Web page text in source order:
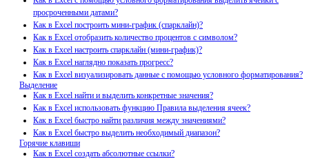
просроченными датами?
Как в Excel построить мини-график (спарклайн)?
Как в Excel отобразить количество процентов с символом?
Как в Excel настроить спарклайн (мини-график)?
Как в Excel наглядно показать прогресс?
Как в Excel визуализировать данные с помощью условного форматирования?
Выделение
Как в Excel найти и выделить конкретные значения?
Как в Excel использовать функцию Правила выделения ячеек?
Как в Excel быстро найти различия между значениями?
Как в Excel быстро выделить необходимый диапазон?
Горячие клавиши
Как в Excel создать абсолютные ссылки?